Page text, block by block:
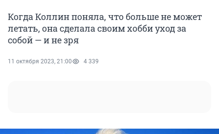
Когда Коллин поняла, что больше не может
летать, она сделала своим хобби уход за
собой — и не зря
11 октября 2023, 21:00 4 339